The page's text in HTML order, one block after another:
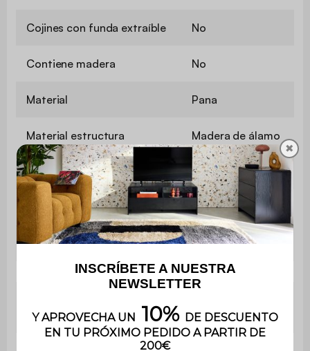
Cojines con funda extraíble No
Contiene madera No
Material Pana
Material estructura Madera de álamo
Patas PVC negro
Densidad de tela 335 g/m²
Revestimiento PU
del asiento
67 cm
✖